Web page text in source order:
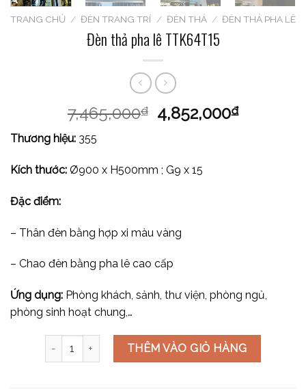
TRANG CHỦ / ĐÈN TRANG TRÍ / ĐÈN THẢ / ĐÈN THẢ PHA LÊ
Đèn thả pha lê TTK64T15
7,465,000₫ 4,852,000₫
Thương hiệu: 355
Kích thước: Ø900 x H500mm ; G9 x 15
Đặc điểm:
– Thân đèn bằng hợp xi màu vàng
– Chao đèn bằng pha lê cao cấp
Ứng dụng: Phòng khách, sảnh, thư viện, phòng ngủ,
phòng sinh hoạt chung,…
Đèn thả pha lê TTK64T15 số lượng
THÊM VÀO GIỎ HÀNG